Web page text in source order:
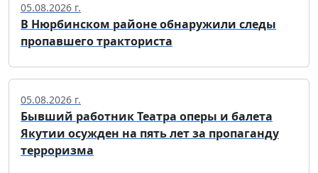
05.08.2026 г.
В Нюрбинском районе обнаружили следы
пропавшего тракториста
05.08.2026 г.
Бывший работник Театра оперы и балета
Якутии осужден на пять лет за пропаганду
терроризма